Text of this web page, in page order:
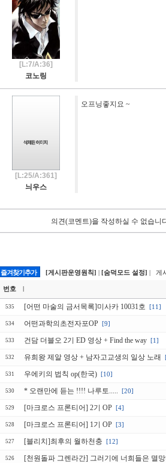
[L:7/A:36]
코노링
[L:25/A:361]
늬우스
오프닝좋지요 ~
의견(코멘트)을 작성하실 수 없습니
즐겨찾기추가 [게시판운영원칙] | [숨덕모드 설정] | 게
번호
535 [어떤 마술의 금서목록]미사카 10031호 [11]
534 어떤과학의초전자포OP [9]
533 건담 더블오 2기 ED 영상 + Find the way [1]
532 유희왕 제알 영상 + 남자고교생의 일상 노래
531 우에키의 법칙 op(한국) [10]
530 * 오랜만에 듣는 !!!! 나루토..... [20]
529 [마크로스 프론티어] 2기 OP [4]
528 [마크로스 프론티어] 1기 OP [3]
527 [블리치]최후의 월하천충 [12]
526 [천원돌파 그렌라간] 그러기에 너희들은 멸